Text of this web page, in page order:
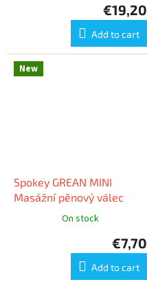
€19,20
Add to cart
New
Spokey GREAN MINI
Masážní pěnový válec
On stock
€7,70
Add to cart